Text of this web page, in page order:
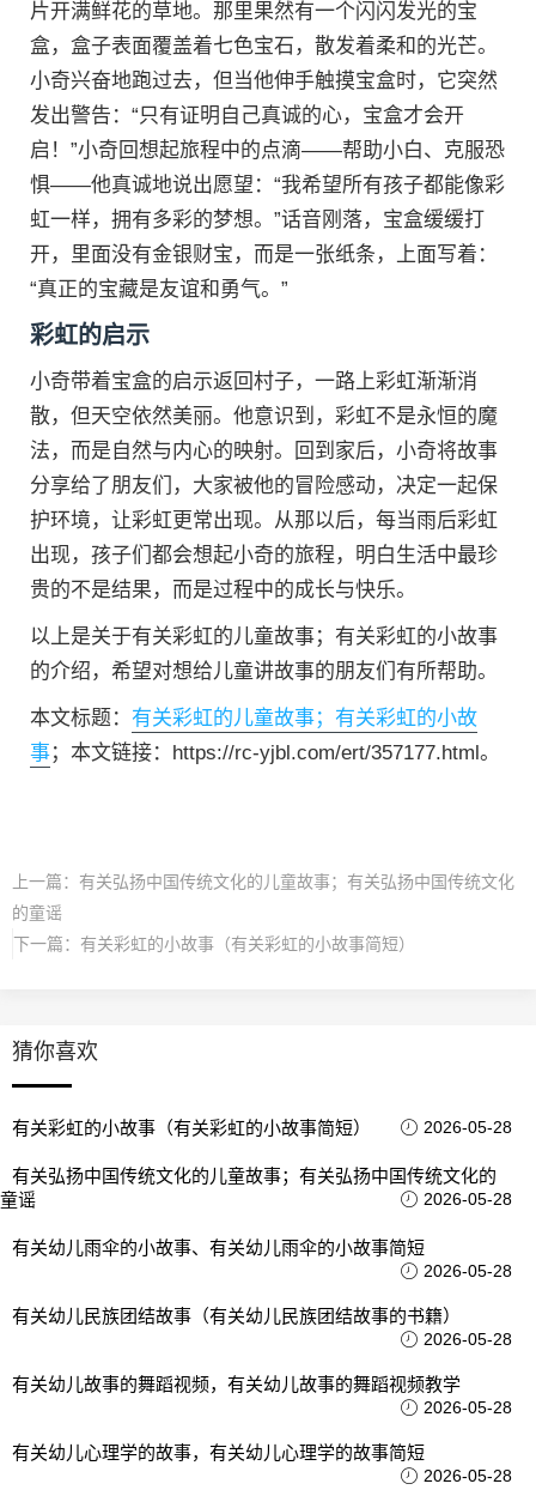
片开满鲜花的草地。那里果然有一个闪闪发光的宝
盒，盒子表面覆盖着七色宝石，散发着柔和的光芒。
小奇兴奋地跑过去，但当他伸手触摸宝盒时，它突然
发出警告：“只有证明自己真诚的心，宝盒才会开
启！”小奇回想起旅程中的点滴——帮助小白、克服恐
惧——他真诚地说出愿望：“我希望所有孩子都能像彩
虹一样，拥有多彩的梦想。”话音刚落，宝盒缓缓打
开，里面没有金银财宝，而是一张纸条，上面写着：
“真正的宝藏是友谊和勇气。”
彩虹的启示
小奇带着宝盒的启示返回村子，一路上彩虹渐渐消
散，但天空依然美丽。他意识到，彩虹不是永恒的魔
法，而是自然与内心的映射。回到家后，小奇将故事
分享给了朋友们，大家被他的冒险感动，决定一起保
护环境，让彩虹更常出现。从那以后，每当雨后彩虹
出现，孩子们都会想起小奇的旅程，明白生活中最珍
贵的不是结果，而是过程中的成长与快乐。
以上是关于有关彩虹的儿童故事；有关彩虹的小故事
的介绍，希望对想给儿童讲故事的朋友们有所帮助。
本文标题： 有关彩虹的儿童故事；有关彩虹的小故
事；本文链接：https://rc-yjbl.com/ert/357177.html。
上一篇： 有关弘扬中国传统文化的儿童故事；有关弘扬中国传统文化
的童谣
下一篇： 有关彩虹的小故事（有关彩虹的小故事简短）
猜你喜欢
有关彩虹的小故事（有关彩虹的小故事简短） 2026-05-28
有关弘扬中国传统文化的儿童故事；有关弘扬中国传统文化的
童谣
2026-05-28
有关幼儿雨伞的小故事、有关幼儿雨伞的小故事简短
2026-05-28
有关幼儿民族团结故事（有关幼儿民族团结故事的书籍）
2026-05-28
有关幼儿故事的舞蹈视频，有关幼儿故事的舞蹈视频教学
2026-05-28
有关幼儿心理学的故事，有关幼儿心理学的故事简短
2026-05-28